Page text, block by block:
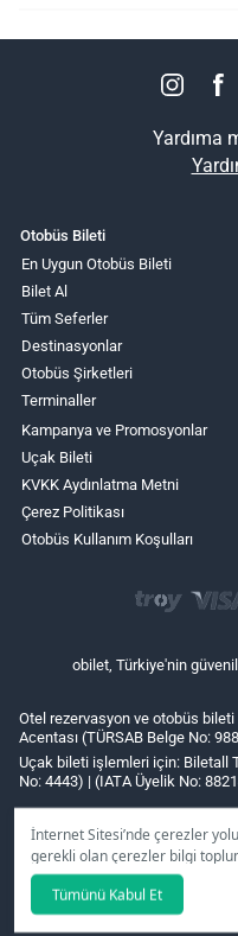
İnternet Sitesi’nde çerezler
gerekli olan çerezler bilgi
kullanılmaktadır. Tercihleriniz
kişiselleştirilmiş çerezleri ve
tıklamanız halinde
Tümünü Kabul Et
Yardıma
Otobüs Bileti
En Uygun Otobüs Bileti
Bilet Al
Tüm Seferler
Destinasyonlar
Otobüs Şirketleri
Terminaller
Kampanya ve Promosyonlar
Uçak Bileti
KVKK Aydınlatma Metni
Çerez Politikası
Otobüs Kullanım Koşulları
obilet, Türkiye'nin
Otel rezervasyon ve otobüs
Acentası (TÜRSAB Belge No:
Uçak bileti işlemleri için: Biletall
No: 4443) | (IATA Üyelik No: